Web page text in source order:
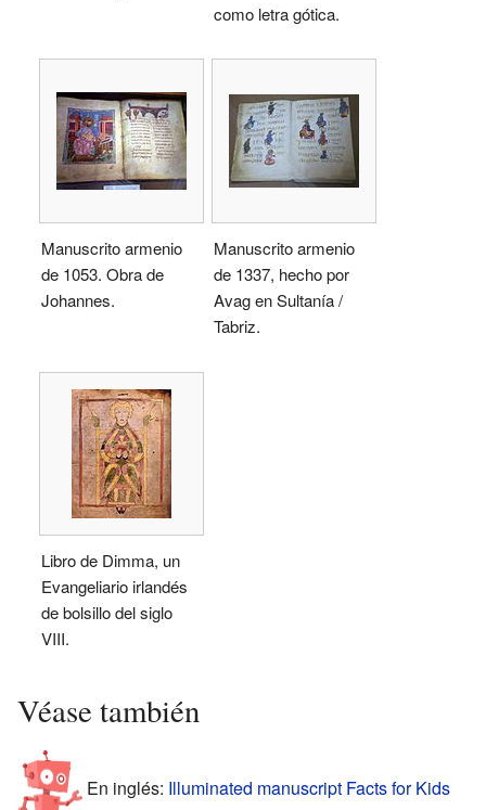
como letra gótica.
Manuscrito armenio
de 1053. Obra de
Johannes.
Manuscrito armenio
de 1337, hecho por
Avag en Sultanía /
Tabriz.
Libro de Dimma, un
Evangeliario irlandés
de bolsillo del siglo
VIII.
Véase también
En inglés: Illuminated manuscript Facts for Kids